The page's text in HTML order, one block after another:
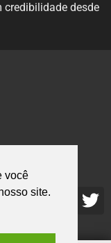
você
site.
desde